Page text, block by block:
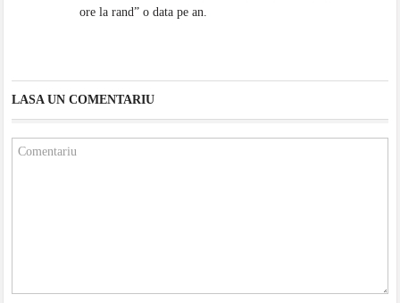
ore la rand” o data pe an.
LASA UN COMENTARIU